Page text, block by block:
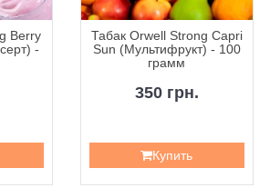
Berry
-
Табак Orwell Strong Capri
Sun (Мультифрукт) - 100
грамм
350 грн.
Купить